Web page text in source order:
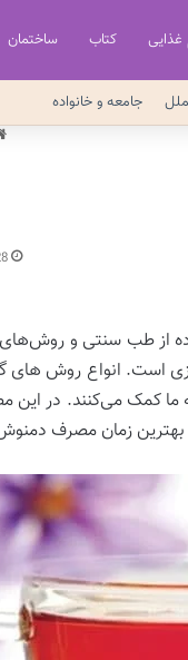
غذایی کتاب ساختمان
جامعه و خانواده
28
از طب سنتی و
انواع روش‌ های
ما کمک می‌کنند. در
زمان مصرف